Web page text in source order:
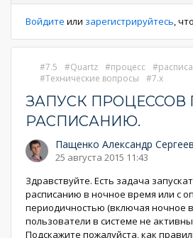
Войдите или зарегистрируйтесь,
7.5 Quartz процесс
Технические вопросы
7.x
ЗАПУСК ПРОЦЕССОВ
РАСПИСАНИЮ.
Пащенко Александр
25 августа 2015 11:43
Здравствуйте. Есть задача
расписанию в ночное время или с
периодичностью (включая ночное
пользователи в системе не
Подскажите пожалуйста, как